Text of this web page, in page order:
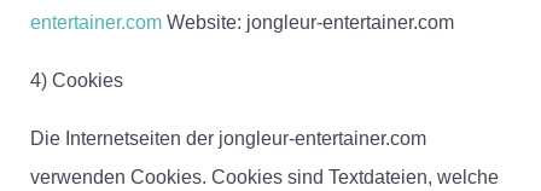
entertainer.com Website: jongleur-entertainer.com
4) Cookies
Die Internetseiten der jongleur-entertainer.com
verwenden Cookies. Cookies sind Textdateien, welche